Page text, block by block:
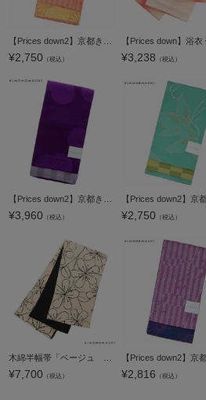
¥2,750 （税込） ¥3,238 （税込）
¥3,960 （税込） ¥2,750 （税込）
¥7,700 （税込） ¥2,816 （税込）